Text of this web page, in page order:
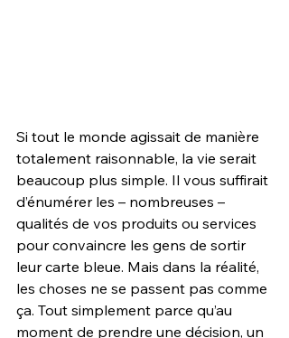
Si tout le monde agissait de manière
totalement raisonnable, la vie serait
beaucoup plus simple. Il vous suffirait
d’énumérer les – nombreuses –
qualités de vos produits ou services
pour convaincre les gens de sortir
leur carte bleue. Mais dans la réalité,
les choses ne se passent pas comme
ça. Tout simplement parce qu’au
moment de prendre une décision, un